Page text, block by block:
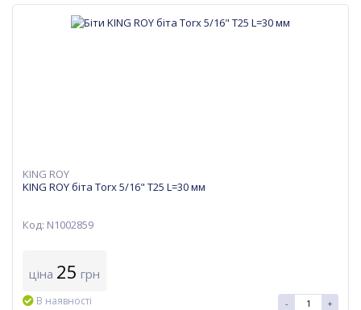
KING ROY
KING ROY біта Torx 5/16" T25 L=30 мм
Код: N1002859
ціна 25 грн
В наявності - +